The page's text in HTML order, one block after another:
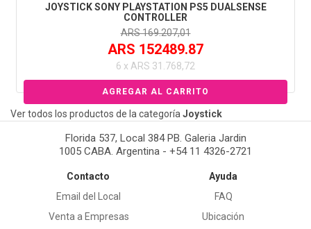
JOYSTICK SONY PLAYSTATION PS5 DUALSENSE
CONTROLLER
ARS 169.207,01
ARS 152489.87
6 x ARS 31.768,72
Ver todos los productos de la categoría Joystick
Florida 537, Local 384 PB. Galeria Jardin
1005 CABA. Argentina - +54 11 4326-2721
Contacto
Email del Local
Venta a Empresas
Ayuda
FAQ
Ubicación